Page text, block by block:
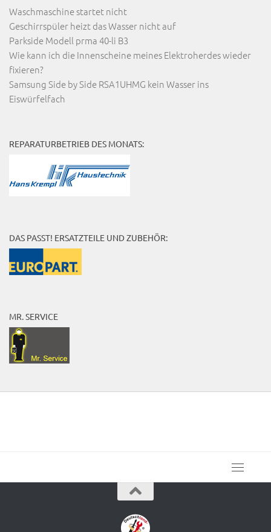
Waschmaschine startet nicht
Geschirrspüler heizt das Wasser nicht auf
Parkside Modell prma 40-li B3
Wie kann ich die Innenscheine meines Elektroherdes wieder
fixieren?
Samsung Side by Side RSA1UHMG kein Wasser ins
Eiswürfelfach
REPARATURBETRIEB DES MONATS:
DAS PASST! ERSATZTEILE UND ZUBEHÖR:
MR. SERVICE